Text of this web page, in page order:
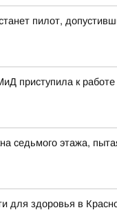
пилот,
приступила к работе
седьмого этажа,
для здоровья в